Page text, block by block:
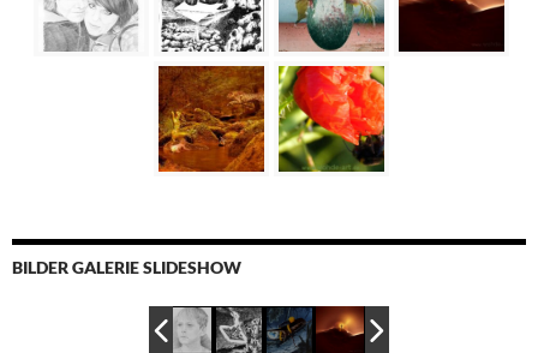
BILDER GALERIE SLIDESHOW